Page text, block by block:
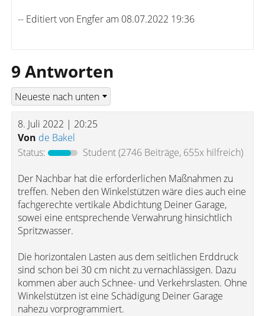
-- Editiert von Engfer am 08.07.2022 19:36
9 Antworten
8. Juli 2022 | 20:25
Von de Bakel
Status:
Student(2746 Beiträge, 655x hilfreich)
Der Nachbar hat die erforderlichen Maßnahmen zu
treffen. Neben den Winkelstützen wäre dies auch eine
fachgerechte vertikale Abdichtung Deiner Garage,
sowei eine entsprechende Verwahrung hinsichtlich
Spritzwasser.
Die horizontalen Lasten aus dem seitlichen Erddruck
sind schon bei 30 cm nicht zu vernachlässigen. Dazu
kommen aber auch Schnee- und Verkehrslasten. Ohne
Winkelstützen ist eine Schädigung Deiner Garage
nahezu vorprogrammiert.